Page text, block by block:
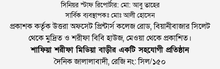
সিনিয়র স্টাফ রিপোর্টার: মো: আবু তাহের
সার্বিক ব্যবস্থাপকঃ মোঃ আলী হোসেন
প্রকাশক কর্তৃক উত্তরা অফসেট প্রিন্টার্স কলেজ রোড, বিয়ানীবাজার সিলেট
থেকে মুদ্রিত ও শরীফা বিবি হাউজ, মেওয়া থেকে প্রকাশিত।
শাফিয়া শরীফা মিডিয়া বাড়ীর একটি সহযোগী প্রতিষ্ঠান
দৈনিক জালালাবাদী, রেজি নং: সিল/১৫০